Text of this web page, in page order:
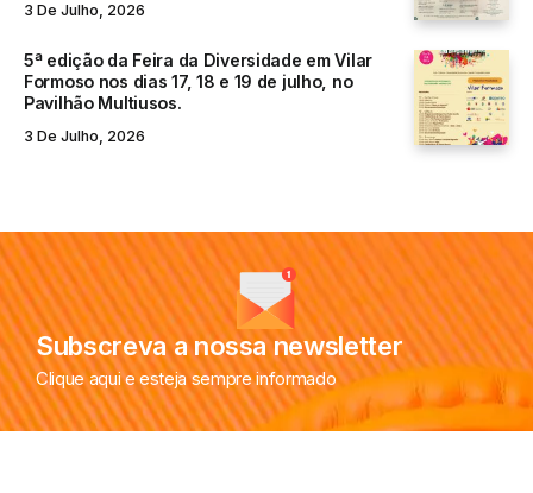
3 De Julho, 2026
5ª edição da Feira da Diversidade em Vilar
Formoso nos dias 17, 18 e 19 de julho, no
Pavilhão Multiusos.
3 De Julho, 2026
Subscreva a nossa newsletter
Clique aqui e esteja sempre informado